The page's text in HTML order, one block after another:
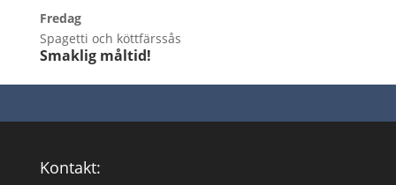
Fredag
Spagetti och köttfärssås
Smaklig måltid!
Kontakt: